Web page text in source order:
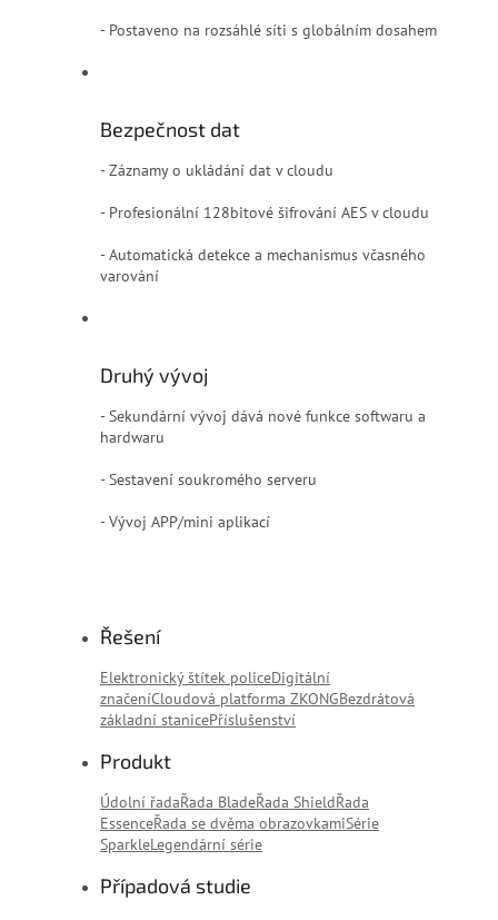
- Postaveno na rozsáhlé síti s globálním dosahem
Bezpečnost dat
- Záznamy o ukládání dat v cloudu
- Profesionální 128bitové šifrování AES v cloudu
- Automatická detekce a mechanismus včasného
varování
Druhý vývoj
- Sekundární vývoj dává nové funkce softwaru a
hardwaru
- Sestavení soukromého serveru
- Vývoj APP/mini aplikací
Řešení
Elektronický štítek policeDigitální
značeníCloudová platforma ZKONGBezdrátová
základní stanicePříslušenství
Produkt
Údolní řadaŘada BladeŘada ShieldŘada
EssenceŘada se dvěma obrazovkamiSérie
SparkleLegendární série
Případová studie